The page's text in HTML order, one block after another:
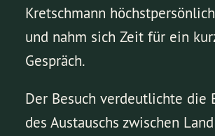
Kretschmann
und nahm sich Zeit für ein
Gespräch.
Der Besuch verdeutlichte die
des Austauschs zwischen